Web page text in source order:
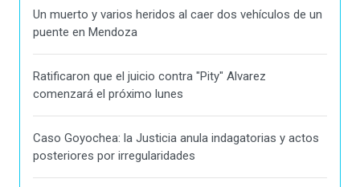
Un muerto y varios heridos al caer dos vehículos de un
puente en Mendoza
Ratificaron que el juicio contra "Pity" Alvarez
comenzará el próximo lunes
Caso Goyochea: la Justicia anula indagatorias y actos
posteriores por irregularidades